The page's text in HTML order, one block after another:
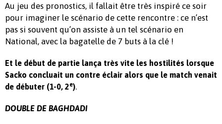
Au jeu des pronostics, il fallait être très inspiré ce soir
pour imaginer le scénario de cette rencontre : ce n’est
pas si souvent qu’on assiste à un tel scénario en
National, avec la bagatelle de 7 buts à la clé !
Et le début de partie lança très vite les hostilités lorsque
Sacko concluait un contre éclair alors que le match venait
de débuter (1-0, 2e).
DOUBLE DE BAGHDADI